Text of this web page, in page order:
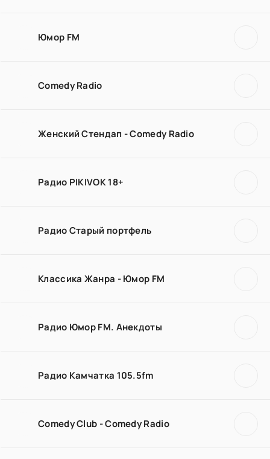
Юмор FM
Comedy Radio
Женский Стендап - Comedy Radio
Радио PIKIVOK 18+
Радио Старый портфель
Классика Жанра - Юмор FM
Радио Юмор FM. Анекдоты
Радио Камчатка 105.5fm
Comedy Club - Comedy Radio